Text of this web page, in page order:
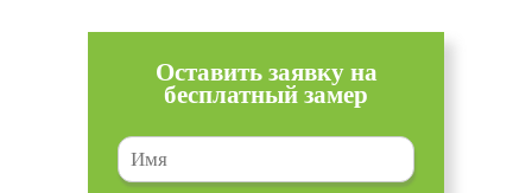
Оставить заявку на
бесплатный замер